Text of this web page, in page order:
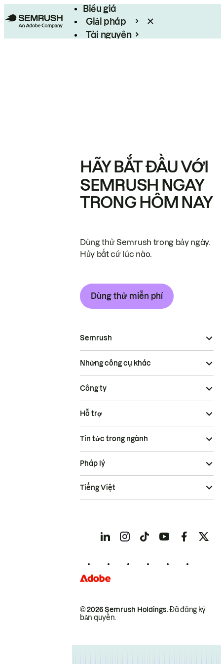
Biểu giá
Giải pháp
Tài nguyên
HÃY BẮT ĐẦU VỚI
SEMRUSH NGAY
TRONG HÔM NAY
Dùng thử Semrush trong bảy ngày.
Hủy bất cứ lúc nào.
Dùng thử miễn phí
Semrush
Những công cụ khác
Công ty
Hỗ trợ
Tin tức trong ngành
© 2026 Semrush Holdings.Đã đăng ký
bản quyền.
Pháp lý
Tiếng Việt